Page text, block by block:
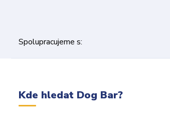
Spolupracujeme s:
Kde hledat Dog Bar?